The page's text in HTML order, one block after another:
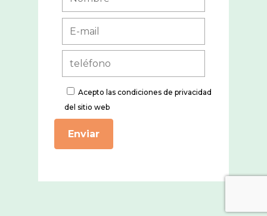
Acepto las condiciones de privacidad
del sitio web